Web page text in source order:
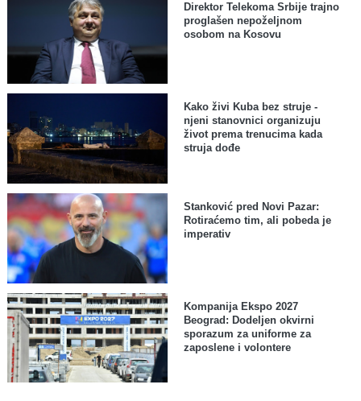
Direktor Telekoma Srbije trajno
proglašen nepoželjnom
osobom na Kosovu
Kako živi Kuba bez struje -
njeni stanovnici organizuju
život prema trenucima kada
struja dođe
Stanković pred Novi Pazar:
Rotiraćemo tim, ali pobeda je
imperativ
Kompanija Ekspo 2027
Beograd: Dodeljen okvirni
sporazum za uniforme za
zaposlene i volontere